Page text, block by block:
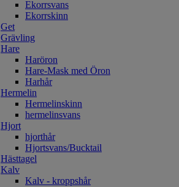
Ekorrsvans
Ekorrskinn
Get
Grävling
Hare
Haröron
Hare-Mask med Öron
Harhår
Hermelin
Hermelinskinn
hermelinsvans
Hjort
hjorthår
Hjortsvans/Bucktail
Hästtagel
Kalv
Kalv - kroppshår